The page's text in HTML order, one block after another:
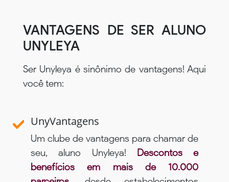
VANTAGENS DE SER ALUNO
UNYLEYA
Ser Unyleya é sinônimo de vantagens! Aqui
você tem:
UnyVantagens
Um clube de vantagens para chamar de
seu, aluno Unyleya! Descontos e
benefícios em mais de 10.000